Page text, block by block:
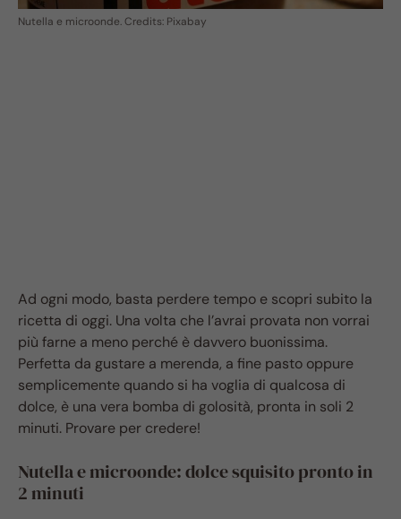
Nutella e microonde. Credits: Pixabay
Ad ogni modo, basta perdere tempo e scopri subito la
ricetta di oggi. Una volta che l’avrai provata non vorrai
più farne a meno perché è davvero buonissima.
Perfetta da gustare a merenda, a fine pasto oppure
semplicemente quando si ha voglia di qualcosa di
dolce, è una vera bomba di golosità, pronta in soli 2
minuti. Provare per credere!
Nutella e microonde: dolce squisito pronto in
2 minuti